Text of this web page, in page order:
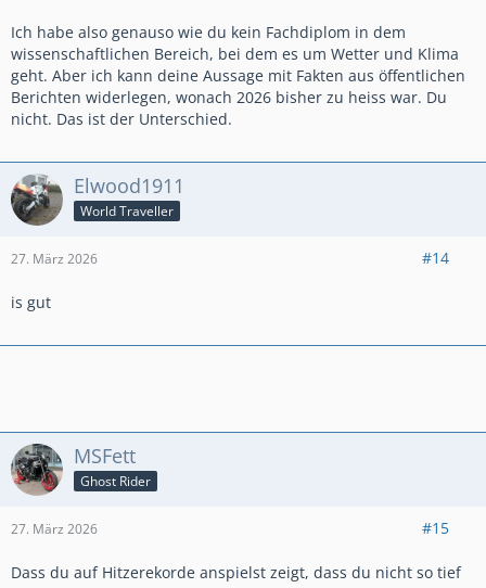
Ich habe also genauso wie du kein Fachdiplom in dem
wissenschaftlichen Bereich, bei dem es um Wetter und Klima
geht. Aber ich kann deine Aussage mit Fakten aus öffentlichen
Berichten widerlegen, wonach 2026 bisher zu heiss war. Du
nicht. Das ist der Unterschied.
Elwood1911
World Traveller
27. März 2026 #14
is gut
MSFett
Ghost Rider
27. März 2026 #15
Dass du auf Hitzerekorde anspielst zeigt, dass du nicht so tief